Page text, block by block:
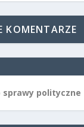
KOMENTARZE
polityczne